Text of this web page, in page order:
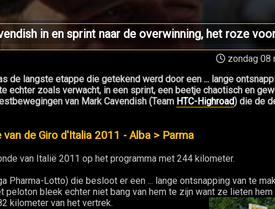
in en sprint naar de overwinning, het roze
zondag 08
de langste etappe die getekend werd door een ... lange
echter zoals verwacht, in een sprint, een beetje chaotisch en
van Mark Cavendish (Team HTC-Highroad) die de
de Giro d'Italia 2011 - Alba > Parma
van Italië 2011 op het programma met 244 kilometer.
Pharma-Lotto) die besloot er een ... lange ontsnapping van te
peloton bleek echter niet bang van hem te zijn want ze lieten
kilometer van het vertrek.